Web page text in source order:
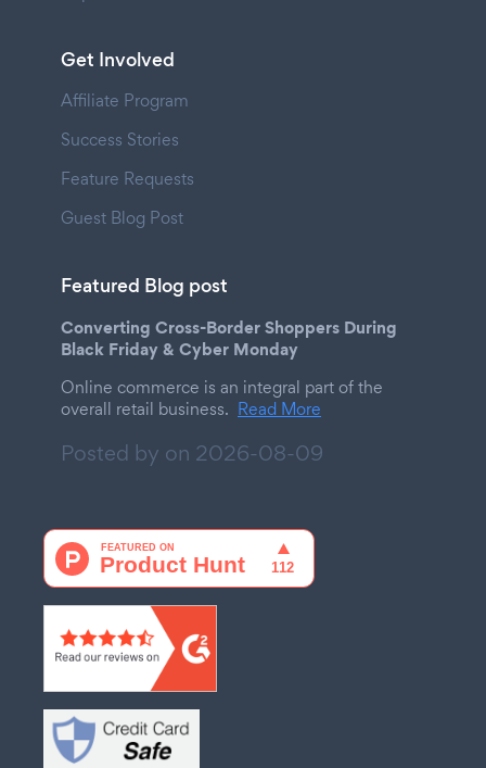
Get Involved
Affiliate Program
Success Stories
Feature Requests
Guest Blog Post
Featured Blog post
Converting Cross-Border Shoppers During
Black Friday & Cyber Monday
Online commerce is an integral part of the
overall retail business. Read More
Posted by on 2026-08-09